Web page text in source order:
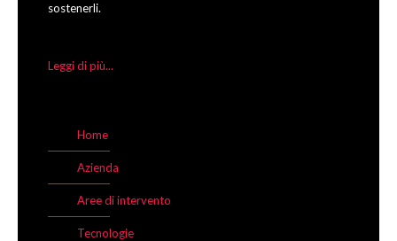
sostenerli.
Leggi di più...
Home
Azienda
Aree di intervento
Tecnologie